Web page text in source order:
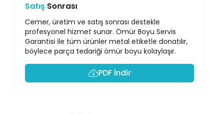
Satış Sonrası
Cemer, üretim ve satış sonrası destekle
profesyonel hizmet sunar. Ömür Boyu Servis
Garantisi ile tüm ürünler metal etiketle donatılır,
böylece parça tedariği ömür boyu kolaylaşır.
PDF İndir